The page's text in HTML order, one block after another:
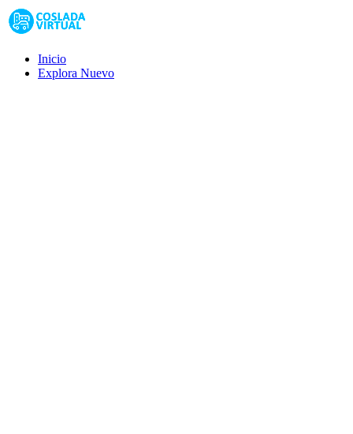
Inicio
Explora Nuevo